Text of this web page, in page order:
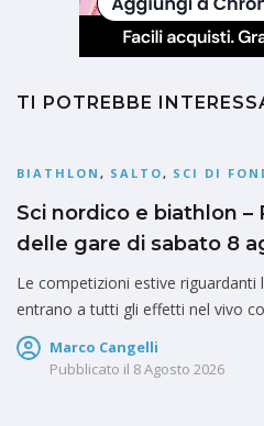
TI POTREBBE
BIATHLON , SALTO, SCI DI
Sci nordico e biathlon –
delle gare di sabato 8
Le competizioni estive riguardanti
entrano a tutti gli effetti nel vivo
Marco Cangelli
Pubblicato il 8 Agosto 2026